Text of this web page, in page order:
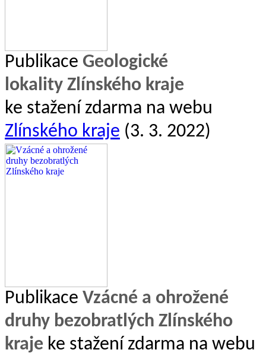
Publikace Geologické
lokality Zlínského kraje
ke stažení zdarma na webu
Zlínského kraje (3. 3. 2022)
Publikace Vzácné a ohrožené
druhy bezobratlých Zlínského
kraje ke stažení zdarma na webu